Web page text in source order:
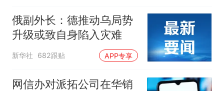
俄副外长：德推动乌局势
升级或致自身陷入灾难
新华社 682跟贴 APP专享
网信办对派拓公司在华销